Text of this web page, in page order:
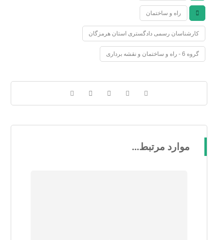
راه و ساختمان
کارشناسان رسمی دادگستری استان هرمزگان
گروه 6 - راه و ساختمان و نقشه برداری
موارد مرتبط...